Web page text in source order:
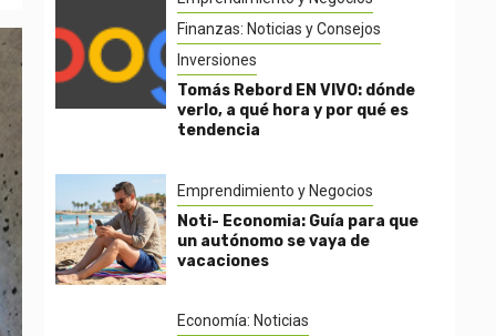
Finanzas: Noticias y Consejos
Inversiones
Tomás Rebord EN VIVO: dónde
verlo, a qué hora y por qué es
tendencia
Emprendimiento y Negocios
Noti- Economia: Guía para que
un autónomo se vaya de
vacaciones
Economía: Noticias